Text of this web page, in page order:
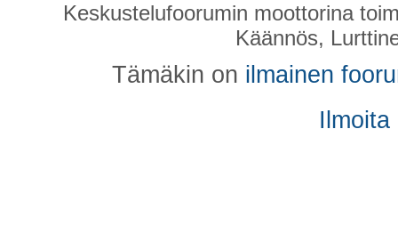
Keskustelufoorumin moottorina
Käännös,
Tämäkin on ilmainen